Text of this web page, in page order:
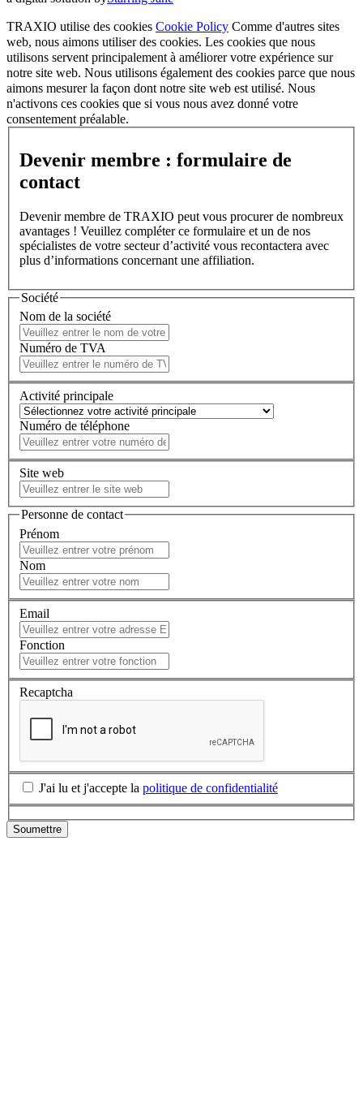
TRAXIO utilise des cookies Cookie Policy Comme d'autres sites
web, nous aimons utiliser des cookies. Les cookies que nous
utilisons servent principalement à améliorer votre expérience sur
notre site web. Nous utilisons également des cookies parce que nous
aimons mesurer la façon dont notre site web est utilisé. Nous
n'activons ces cookies que si vous nous avez donné votre
consentement préalable.
Devenir membre : formulaire de
contact
Devenir membre de TRAXIO peut vous procurer de nombreux
avantages ! Veuillez compléter ce formulaire et un de nos
spécialistes de votre secteur d’activité vous recontactera avec
plus d’informations concernant une affiliation.
Société
Nom de la société
Numéro de TVA
Activité principale
Numéro de téléphone
Site web
Personne de contact
Prénom
Nom
Email
Fonction
Recaptcha
J'ai lu et j'accepte la politique de confidentialité